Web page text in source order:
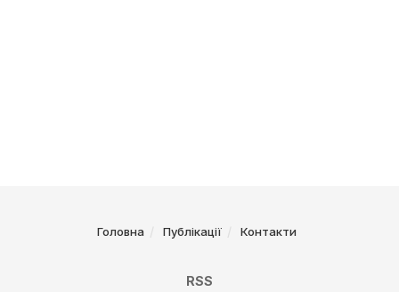
Головна Публікації Контакти
RSS